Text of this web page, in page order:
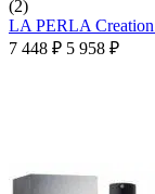
(2)
LA PERLA
7 448 ₽ 5 958 ₽